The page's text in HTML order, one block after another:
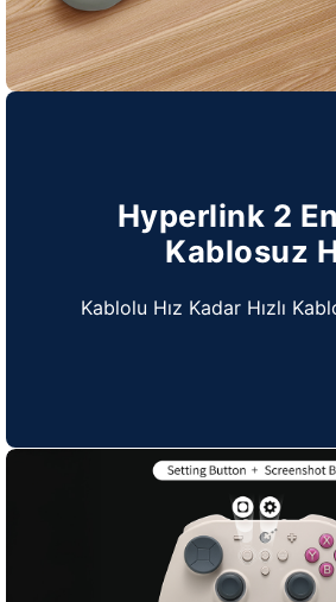
Hyperlink 2 En
Kablosuz
Kablolu Hız Kadar Hızlı